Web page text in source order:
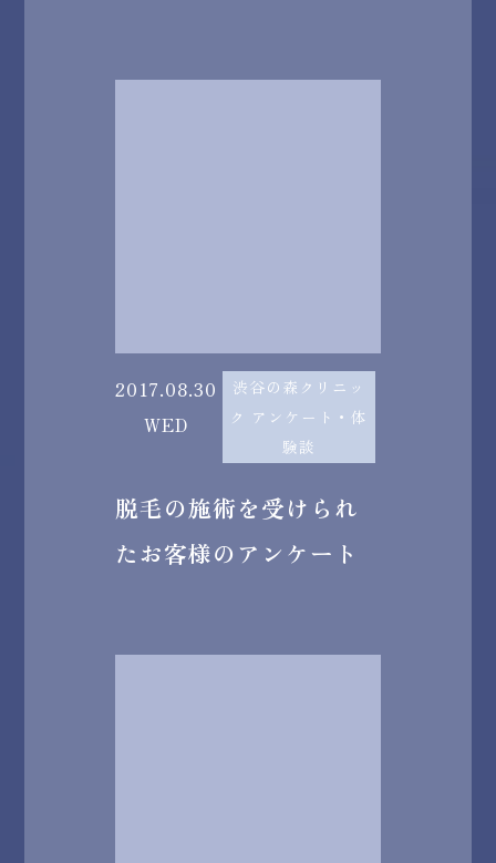
2017.08.30
WED
渋谷の森クリニッ
ク アンケート・体
験談
脱毛の施術を受けられ
たお客様のアンケート